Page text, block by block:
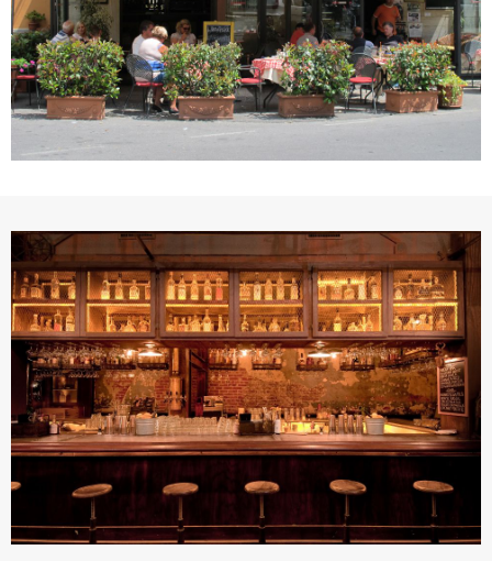
支出（包括律師費用）、損害及損失。
六、終止
會員違反本合約或本系統任一規定者，吉寶系統公司得終止
本合約。
本合約終止後，會員不得對吉寶系統公司主張任何費用、補
七、合意管轄
雙方合意專以臺灣臺北地方法院為第一審管轄法
院。